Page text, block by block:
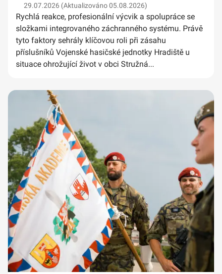
29.07.2026 (Aktualizováno 05.08.2026)
Rychlá reakce, profesionální výcvik a spolupráce se
složkami integrovaného záchranného systému. Právě
tyto faktory sehrály klíčovou roli při zásahu
příslušníků Vojenské hasičské jednotky Hradiště u
situace ohrožující život v obci Stružná...